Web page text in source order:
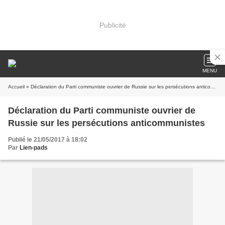
Publicité
MENU
Accueil » Déclaration du Parti communiste ouvrier de Russie sur les persécutions anticommunistes
Déclaration du Parti communiste ouvrier de
Russie sur les persécutions anticommunistes
Publié le 21/05/2017 à 18:02
Par Lien-pads